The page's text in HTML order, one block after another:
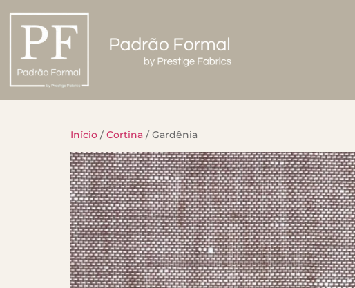
Início /Cortina / Gardênia